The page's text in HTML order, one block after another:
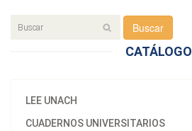
Buscar
CATÁLOGO
LEE UNACH
CUADERNOS UNIVERSITARIOS